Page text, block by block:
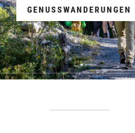
GENUSSWANDERUNGEN